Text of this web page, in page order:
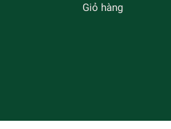
Giỏ hàng